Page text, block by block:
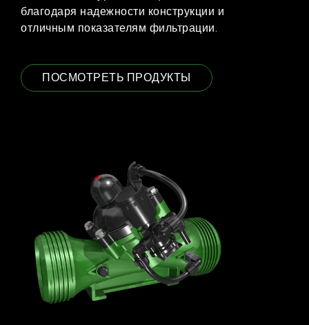
благодаря надежности конструкции и
отличным показателям фильтрации.
ПОСМОТРЕТЬ ПРОДУКТЫ